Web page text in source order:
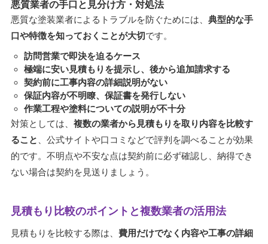
悪質業者の手口と見分け方・対処法
悪質な塗装業者によるトラブルを防ぐためには、 典型的な手
口や特徴を知っておくことが大切です。
訪問営業で即決を迫るケース
極端に安い見積もりを提示し、後から追加請求する
契約前に工事内容の詳細説明がない
保証内容が不明瞭、保証書を発行しない
作業工程や塗料についての説明が不十分
対策としては、 複数の業者から見積もりを取り内容を比較す
ること
、公式サイトや口コミなどで評判を調べることが効果
的です。不明点や不安な点は契約前に必ず確認し、納得でき
ない場合は契約を見送りましょう。
見積もり比較のポイントと複数業者の活用法
見積もりを比較する際は、 費用だけでなく内容や工事の詳細